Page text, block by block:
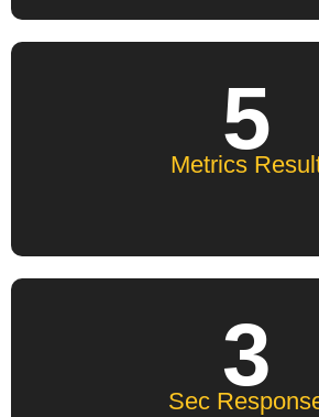
5
Metrics
3
Sec